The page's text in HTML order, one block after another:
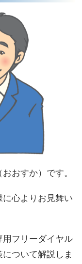
おすか）です。
心よりお見舞い
フリーダイヤル
ついて解説しま